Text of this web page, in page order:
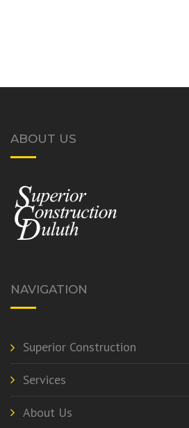
ABOUT US
NAVIGATION
Superior Construction
Services
About Us